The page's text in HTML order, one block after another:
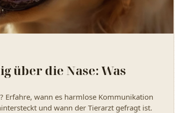
über die Nase: Was
Erfahre, wann es harmlose Kommunikation
und wann der Tierarzt gefragt ist.